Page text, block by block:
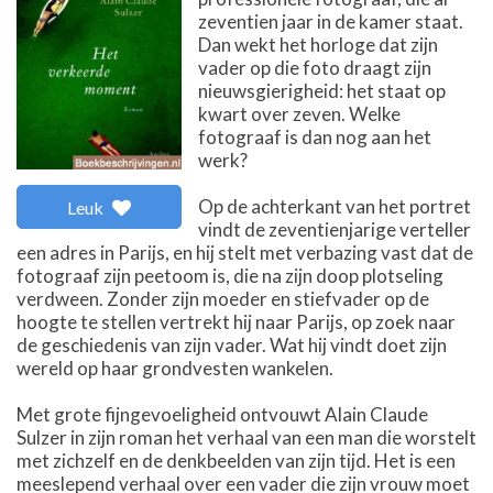
Leuk
zeventien jaar in de kamer staat.
Dan wekt het horloge dat zijn
vader op die foto draagt zijn
nieuwsgierigheid: het staat op
kwart over zeven. Welke
fotograaf is dan nog aan het
werk?
Op de achterkant van het portret
vindt de zeventienjarige verteller
een adres in Parijs, en hij stelt met verbazing vast dat de
fotograaf zijn peetoom is, die na zijn doop plotseling
verdween. Zonder zijn moeder en stiefvader op de
hoogte te stellen vertrekt hij naar Parijs, op zoek naar
de geschiedenis van zijn vader. Wat hij vindt doet zijn
wereld op haar grondvesten wankelen.
Met grote fijngevoeligheid ontvouwt Alain Claude
Sulzer in zijn roman het verhaal van een man die worstelt
met zichzelf en de denkbeelden van zijn tijd. Het is een
meeslepend verhaal over een vader die zijn vrouw moet